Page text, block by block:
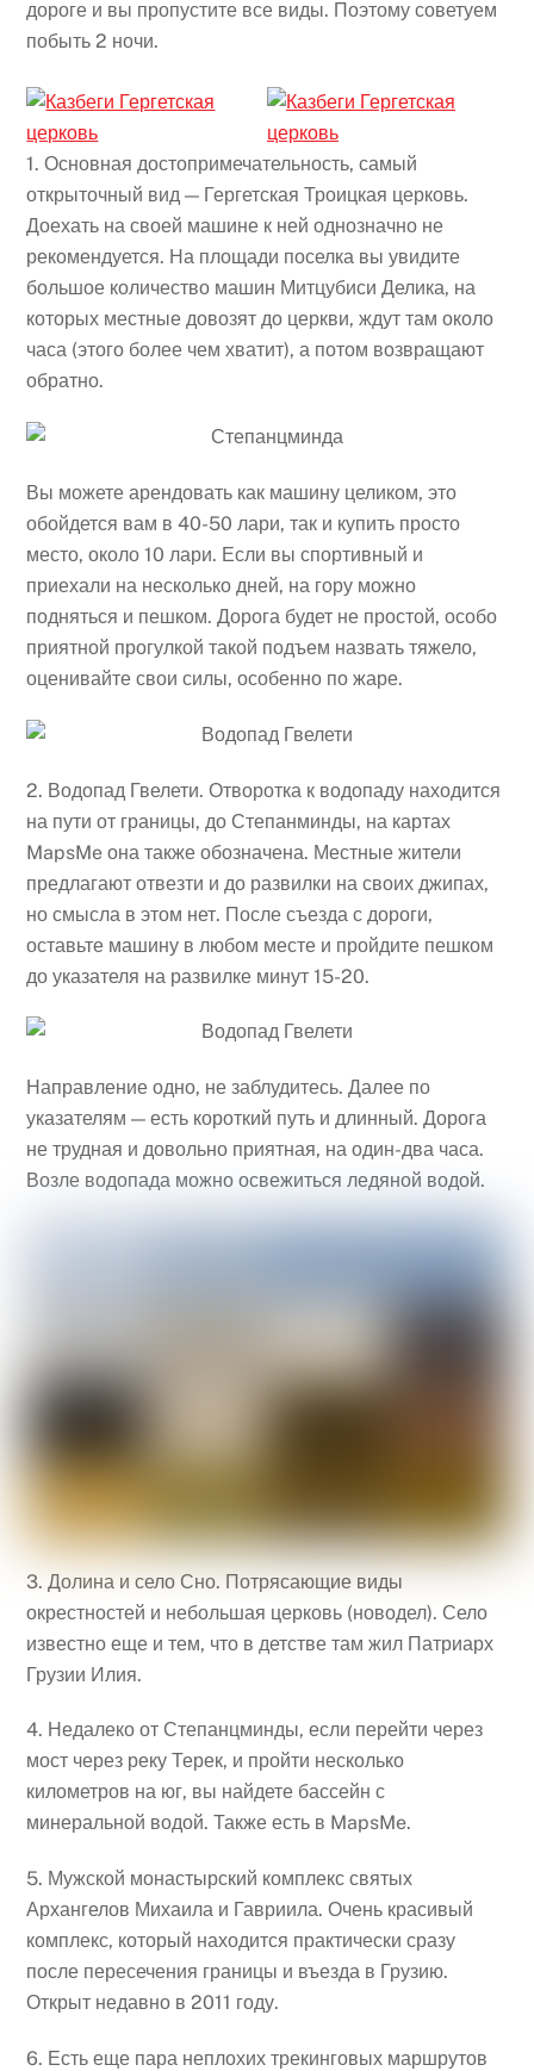
дороге и вы пропустите все виды. Поэтому советуем
побыть 2 ночи.
1. Основная достопримечательность, самый
открыточный вид — Гергетская Троицкая церковь.
Доехать на своей машине к ней однозначно не
рекомендуется. На площади поселка вы увидите
большое количество машин Митцубиси Делика, на
которых местные довозят до церкви, ждут там около
часа (этого более чем хватит), а потом возвращают
обратно.
Вы можете арендовать как машину целиком, это
обойдется вам в 40-50 лари, так и купить просто
место, около 10 лари. Если вы спортивный и
приехали на несколько дней, на гору можно
подняться и пешком. Дорога будет не простой, особо
приятной прогулкой такой подъем назвать тяжело,
оценивайте свои силы, особенно по жаре.
2. Водопад Гвелети. Отворотка к водопаду находится
на пути от границы, до Степанминды, на картах
MapsMe она также обозначена. Местные жители
предлагают отвезти и до развилки на своих джипах,
но смысла в этом нет. После съезда с дороги,
оставьте машину в любом месте и пройдите пешком
до указателя на развилке минут 15-20.
Направление одно, не заблудитесь. Далее по
указателям — есть короткий путь и длинный. Дорога
не трудная и довольно приятная, на один-два часа.
Возле водопада можно освежиться ледяной водой.
3. Долина и село Сно. Потрясающие виды
окрестностей и небольшая церковь (новодел). Село
известно еще и тем, что в детстве там жил Патриарх
Грузии Илия.
4. Недалеко от Степанцминды, если перейти через
мост через реку Терек, и пройти несколько
километров на юг, вы найдете бассейн с
минеральной водой. Также есть в MapsMe.
5. Мужской монастырский комплекс святых
Архангелов Михаила и Гавриила. Очень красивый
комплекс, который находится практически сразу
после пересечения границы и въезда в Грузию.
Открыт недавно в 2011 году.
6. Есть еще пара неплохих трекинговых маршрутов